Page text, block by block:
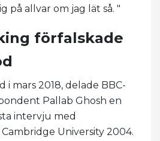
på allvar om jag lät så. "
förfalskade
i mars 2018, delade BBC-
Pallab Ghosh en
intervju med
University 2004.